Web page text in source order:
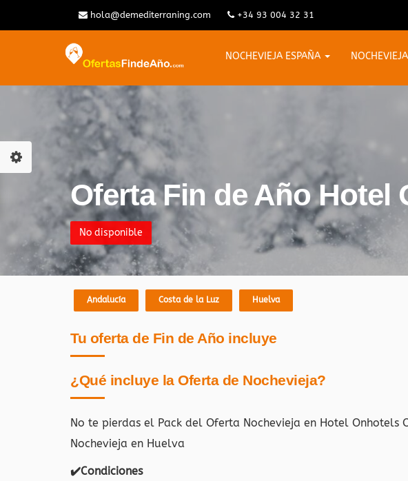
hola@demediterraning.com +34 93 004 32 31
NOCHEVIEJA ESPAÑA
Oferta Fin de Año Hotel
No disponible
Andalucía Costa de la Luz Huelva
Tu oferta de Fin de Año incluye
¿Qué incluye la Oferta de Nochevieja?
No te pierdas el Pack del Oferta Nochevieja en Hotel Onhotels
Nochevieja en Huelva
✔️Condiciones